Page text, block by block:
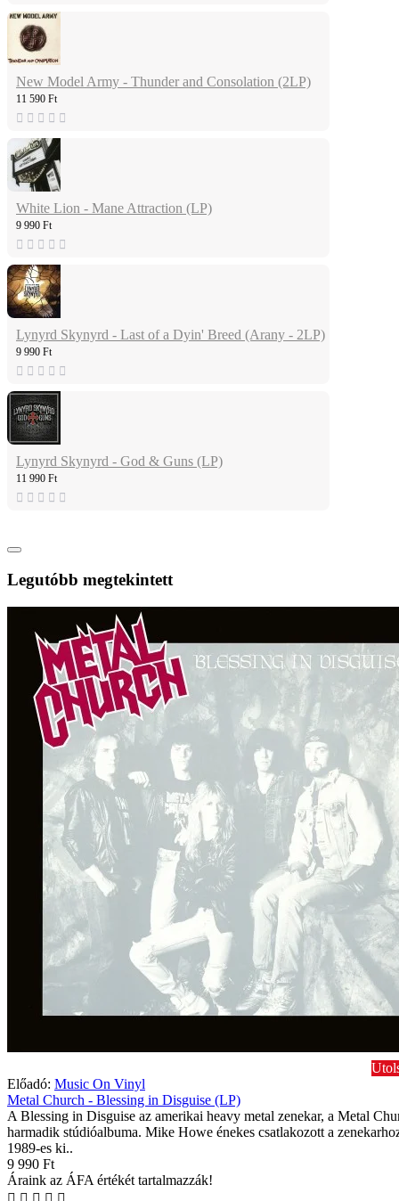
New Model Army - Thunder and Consolation (2LP)
11 590 Ft
White Lion - Mane Attraction (LP)
9 990 Ft
Lynyrd Skynyrd - Last of a Dyin' Breed (Arany - 2LP)
9 990 Ft
Lynyrd Skynyrd - God & Guns (LP)
11 990 Ft
Legutóbb megtekintett
Előadó: Music On Vinyl
Metal Church - Blessing in Disguise (LP)
A Blessing in Disguise az amerikai heavy metal zenekar, a Metal
harmadik stúdióalbuma. Mike Howe énekes csatlakozott a
1989-es ki..
9 990 Ft
Áraink az ÁFA értékét tartalmazzák!